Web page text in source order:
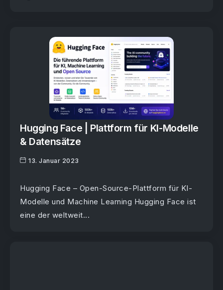
Hugging Face | Plattform für KI-Modelle
& Datensätze
13. Januar 2023
Hugging Face – Open-Source-Plattform für KI-
Modelle und Machine Learning Hugging Face ist
eine der weltweit...